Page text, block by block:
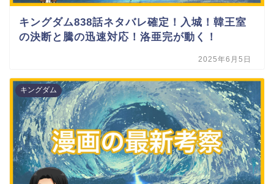
キングダム838話ネタバレ確定！入城！韓王室
の決断と騰の迅速対応！洛亜完が動く！
2025年6月5日
キングダム